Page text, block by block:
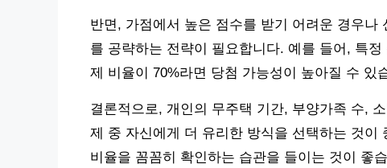
반면, 가점에서 높은 점수를 받기 어려운 경우나
를 공략하는 전략이 필요합니다. 예를 들어, 특
제 비율이 70%라면 당첨 가능성이 높아질 수 있
결론적으로, 개인의 무주택 기간, 부양가족 수,
제 중 자신에게 더 유리한 방식을 선택하는 것이
비율을 꼼꼼히 확인하는 습관을 들이는 것이 좋